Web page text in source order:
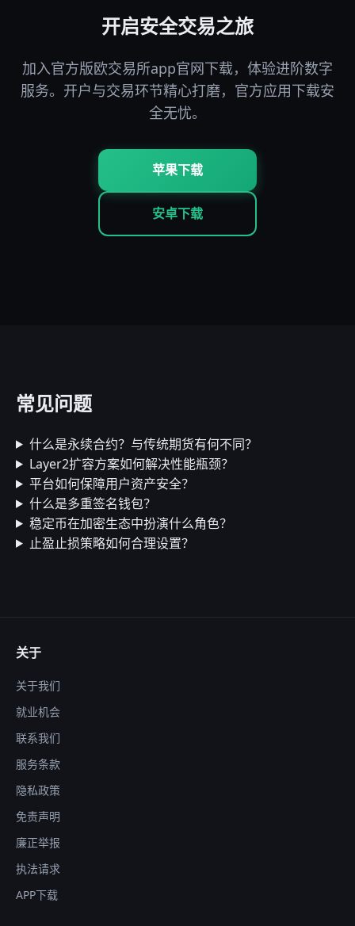
开启安全交易之旅
加入官方版欧交易所app官网下载，体验进阶数字
服务。开户与交易环节精心打磨，官方应用下载安
全无忧。
苹果下载
安卓下载
常见问题
什么是永续合约？与传统期货有何不同？
Layer2扩容方案如何解决性能瓶颈？
平台如何保障用户资产安全？
什么是多重签名钱包？
稳定币在加密生态中扮演什么角色？
止盈止损策略如何合理设置？
关于
关于我们
就业机会
联系我们
服务条款
隐私政策
免责声明
廉正举报
执法请求
APP下载